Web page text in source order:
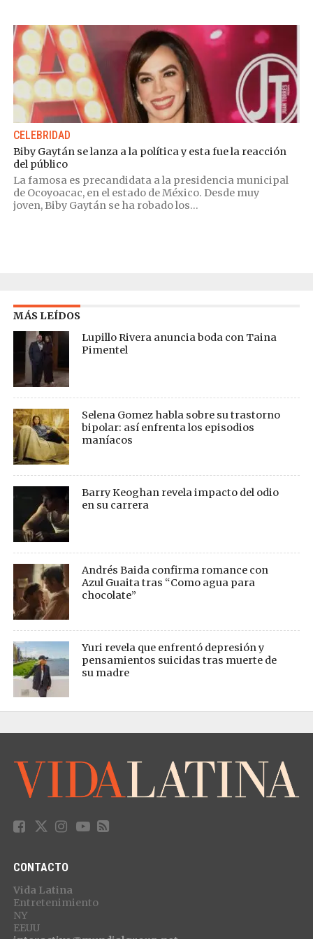
CELEBRIDAD
Biby Gaytán se lanza a la política y esta fue la reacción
del público
La famosa es precandidata a la presidencia municipal
de Ocoyoacac, en el estado de México. Desde muy
joven, Biby Gaytán se ha robado los...
MÁS LEÍDOS
Lupillo Rivera anuncia boda con Taina
Pimentel
Selena Gomez habla sobre su trastorno
bipolar: así enfrenta los episodios
maníacos
Barry Keoghan revela impacto del odio
en su carrera
Andrés Baida confirma romance con
Azul Guaita tras “Como agua para
chocolate”
Yuri revela que enfrentó depresión y
pensamientos suicidas tras muerte de
su madre
CONTACTO
Vida Latina
Entretenimiento
NY
EEUU